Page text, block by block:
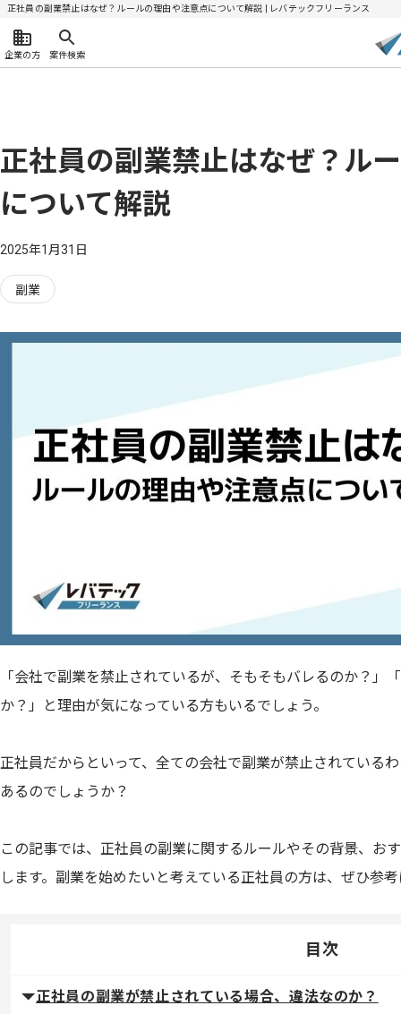
正社員の副業禁止はなぜ？ルールの理由や注意点について解説 | レバテックフリーランス
企業の方 案件検索
正社員の副業禁止はなぜ？ル
について解説
2025年1月31日
副業
「会社で副業を禁止されているが、そもそもバレるのか？」
か？」と理由が気になっている方もいるでしょう。
正社員だからといって、全ての会社で副業が禁止されている
あるのでしょうか？
この記事では、正社員の副業に関するルールやその背景、お
します。副業を始めたいと考えている正社員の方は、ぜひ参
目次
正社員の副業が禁止されている場合、違法なのか？